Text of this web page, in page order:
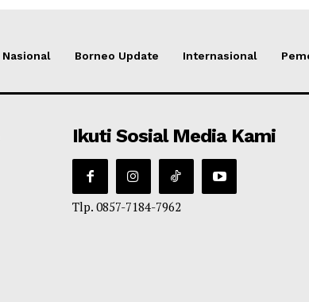
Nasional Borneo Update Internasional
Ikuti Sosial Media Kami
Tlp. 0857-7184-7962